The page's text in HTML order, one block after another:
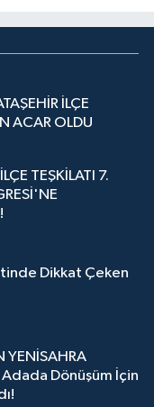
İLÇE
ACAR OLDU
TEŞKİLATI 7.
Dikkat Çeken
YENİSAHRA
Adada Dönüşüm İçin